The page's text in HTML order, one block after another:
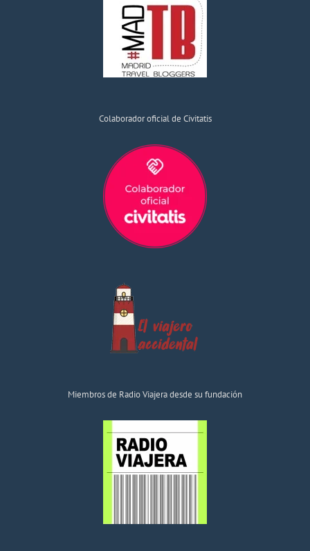
Colaborador oficial de Civitatis
Miembros de Radio Viajera desde su fundación